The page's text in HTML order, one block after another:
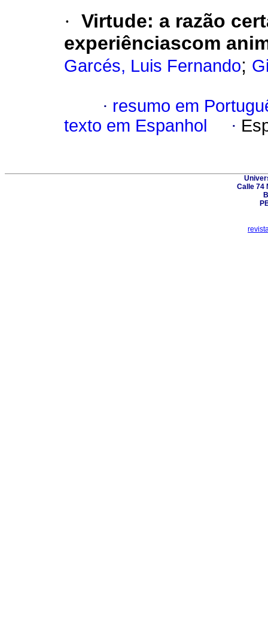
· Virtude: a razão
experiênciascom
Garcés, Luis Fernando;
· resumo em
texto em Espanhol
·
Calle 74